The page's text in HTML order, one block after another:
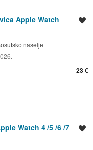
Apple Watch
naselje
23 €
Watch 4 /5 /6 /7